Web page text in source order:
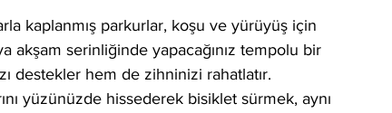
kaplanmış parkurlar, koşu ve yürüyüş için
akşam serinliğinde yapacağınız tempolu bir
destekler hem de zihninizi rahatlatır.
yüzünüzde hissederek bisiklet sürmek, aynı